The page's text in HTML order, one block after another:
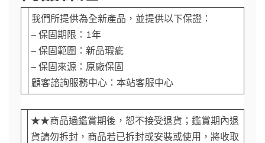
我們所提供為全新產品，並提供以下保證：
– 保固期限：1年
– 保固範圍：新品瑕疵
– 保固來源：原廠保固
顧客諮詢服務中心：本站客服中心
★★商品過鑑賞期後，恕不接受退貨；鑑賞期內退
貨請勿拆封，商品若已拆封或安裝或使用，將收取